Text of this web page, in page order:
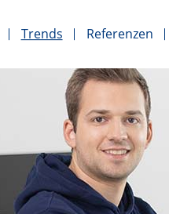
Trends Referenzen